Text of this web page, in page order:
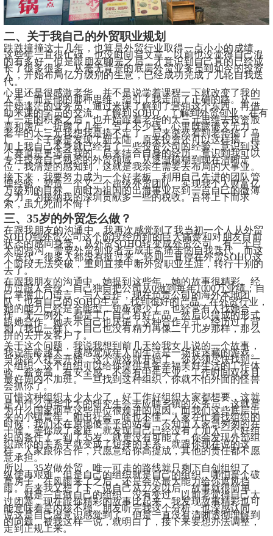
二、关于我自己的外贸职业规划
跌跌撞撞这十几年，也算是外贸行业取得一点小小的成绩，
这些年一直很忙碌，也没时间写文章。以前也没觉得自己混
的有多好，但是跟朋友聊完之后，才意识到自己真的已经成
长了很多很多。从毫无背景的底层外贸业务员到如今的投资
人，开始布局亿万级别的生意，已经成功完成了几轮自我迭
代。
心里还是很感激老华，并不是说学着课程一下就改变了我的
人生，而是他的那种思维，指引了我走向了正确的路。从一
开始迷茫的业务员，通过米课了解到了营销这个东西，再借
助米课的学员的交流，了解到SOHO，了解到外贸创业。在有
了一定的积累之后，也开始跟着老华的大三元思维去投资股
票和房产。折腾了几年，亏了不少钱，心里既疲倦又无力，
老华的大三元我想我是搞不定了，后来突然看到老华搞了马
厂，一下子像是发现了新大陆，原来投资还可以这样搞。再
加上我自己本身就已经有了一些投资公司的经验，意识到这
个赛道是更适合我的。后来结合自身的经历，意识到我可以
专注投资自己熟悉的外贸领域，从逐渐模糊到现在清晰定
位，我清楚的感知到，这就是我余生需要去布局的大事业。
接下来，我要努力成为一个好老板，利用自己先进的团队管
理经验，塑造一个又一个超级外贸团队。实现我个人财富亿
万级别的目标，同时为祖国的出海事业尽到一点自己的微薄
之力，为接纳我的深圳贡献多一些的税收。吾将上下而求
索，虽九死而不悔！
三、35岁的外贸怎么做？
在跟我朋友的沟通中，我再次感觉到了我当初一个人从外贸
SOHO到外贸公司这个阶段经历到的巨大痛楚和对朋友目前
状态的感同身受。从外贸SOHO转变成外贸公司，有一个巨
大的鸿沟，需要外贸创业者完成非常痛苦的自我迭代，而这
个迭代，很多人都没有挺过来。轻则一直停在外贸SOHO这
个阶段无法突破，重则直接中断外贸职业生涯，转行干别的
去了。
在跟我朋友的沟通中，她提到这些年，她的故事很精彩。经
历过跟人合伙，自己独自把公司从0做到每年1000万业绩；自
己掌握几门语言，与人合作，现在负责公司的海外本地团
队；也有自己的SOHO生意，找到很好的产品。在外贸行业，
她的能力已经是全能型，短板很少了，也经常有人找她合
作，无一例外，都是工厂自己有好产品，然后以提成的形式
跟她合作。她表示自己也厌倦了这种合作方式，经历过了背
刺（我也一样），自己也没有精力再像二十几岁那样，那么
拼的去开发客户了。
关于这个问题，我说我想到前几天给我女儿说的一个故事，
我说年龄越大，越感觉成年人的生活是一场捉迷藏的游戏。
当你踏入社会开始，这个游戏就开始了。你必须尽快找到一
个组织，这个组织可以给你提供具备幸福美好生活的工作体
验，薪资高，有安全感，不会有中年失业；工作时间双休且
最好周内不加班。一旦找到这种组织，你就不怕外面的怪兽
会抓你了。
可惜这种组织太少太少了，好工作好组织大家都想要，这就
是为什么清华北大的研究生会去应聘乡镇的公务员，这就是
为什么国家烟草这些单位很难进的原因。而我们这些底层出
来的小镇青年，刚出社会，啥也不懂，人家在忙着找组织的
时候，我们还在原地傻乎乎的站着，不知道人家急匆匆的在
干啥。等你成了家庭，就发现自己已经没有了加入一个好组
织的条件了，到了35岁，就更没有可能了，你会发现外部组
织跟你的关系早就变成了短择的关系。就跟你现在说的这
样，人家跟你合作，只愿意给你高提成，其他的责任都不愿
意承担。
所以，35岁做外贸，唯一可走的路线就只剩下自创组织了，
纵使再艰难，但是自己的组织就是自己的组织，哪怕是个破
草房子，在风雨来了之后，还是会尽最大能力给你遮风挡
雨。后来我又想了下，说自己从27岁以后，故事就很简单
了，就是一直做自己的组织，没有变过。以前老觉得自己太
过闭塞，现在跟你精彩的故事比起来，我发现故事精彩也可
能意味着是内核不稳。朋友听完我这个分析，也深感认同，
说这是自己潜意识感觉到了，但是一直没有清晰透彻理解到
的问题，被我这样一说，就明白了，接下来要想办法调整，
走到正规上来。